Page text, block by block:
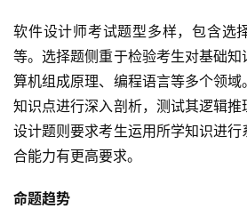
软件设计师考试题型多样，包含选
等。选择题侧重于检验考生对基础
算机组成原理、编程语言等多个领
知识点进行深入剖析，测试其逻辑
设计题则要求考生运用所学知识进
合能力有更高要求。
命题趋势